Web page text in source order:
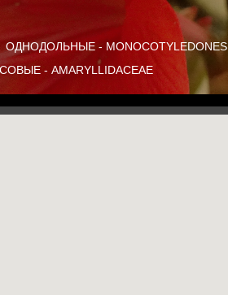
ОДНОДОЛЬНЫЕ - MONOCOTYLEDONES
- AMARYLLIDACEAE